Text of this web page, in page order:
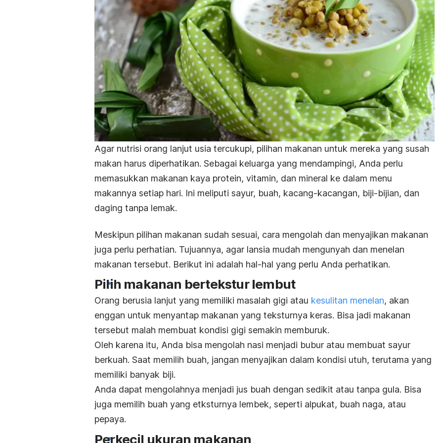
Agar nutrisi orang lanjut usia tercukupi, pilihan makanan untuk mereka yang susah
makan harus diperhatikan. Sebagai keluarga yang mendampingi, Anda perlu
memasukkan makanan kaya protein, vitamin, dan mineral ke dalam menu
makannya setiap hari. Ini meliputi sayur, buah, kacang-kacangan, biji-bijian, dan
daging tanpa lemak.
Meskipun pilihan makanan sudah sesuai, cara mengolah dan menyajikan makanan
juga perlu perhatian. Tujuannya, agar lansia mudah mengunyah dan menelan
makanan tersebut. Berikut ini adalah hal-hal yang perlu Anda perhatikan.
Pilih makanan bertekstur lembut
Orang berusia lanjut yang memiliki masalah gigi atau kesulitan menelan, akan
enggan untuk menyantap makanan yang teksturnya keras. Bisa jadi makanan
tersebut malah membuat kondisi gigi semakin memburuk.
Oleh karena itu, Anda bisa mengolah nasi menjadi bubur atau membuat sayur
berkuah. Saat memilih buah, jangan menyajikan dalam kondisi utuh, terutama yang
memiliki banyak biji.
Anda dapat mengolahnya menjadi jus buah dengan sedikit atau tanpa gula. Bisa
juga memilih buah yang etksturnya lembek, seperti alpukat, buah naga, atau
pepaya.
Perkecil ukuran makanan